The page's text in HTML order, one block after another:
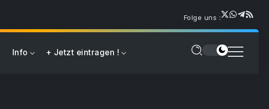
Folge uns :
Info + Jetzt eintragen !